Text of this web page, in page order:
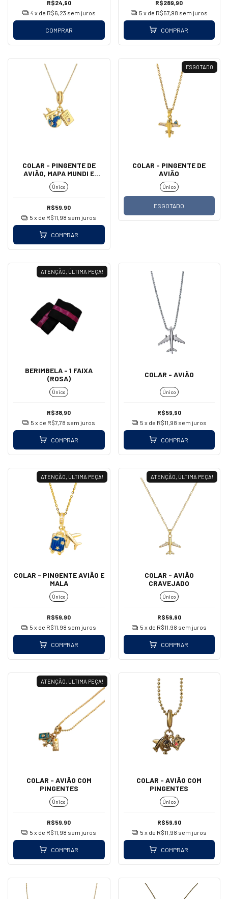
R$24,90
4x de R$6,23 sem juros
COMPRAR
R$289,90
5 x de R$57,98 sem juros
COMPRAR
COLAR - PINGENTE DE
AVIÃO, MAPA MUNDI E
PASSAPORTE
Único
R$59,90
5 x de R$11,98 sem juros
COMPRAR
ESGOTADO
COLAR - PINGENTE DE
AVIÃO
Único
ESGOTADO
ATENÇÃO, ÚLTIMA PEÇA!
BERIMBELA - 1 FAIXA
(ROSA)
Único
R$38,90
5 x de R$7,78 sem juros
COMPRAR
COLAR - AVIÃO
Único
R$59,90
5 x de R$11,98 sem juros
COMPRAR
ATENÇÃO, ÚLTIMA PEÇA!
COLAR - PINGENTE AVIÃO E
MALA
Único
R$59,90
5 x de R$11,98 sem juros
COMPRAR
ATENÇÃO, ÚLTIMA PEÇA!
COLAR - AVIÃO
CRAVEJADO
Único
R$59,90
5 x de R$11,98 sem juros
COMPRAR
ATENÇÃO, ÚLTIMA PEÇA!
COLAR - AVIÃO COM
PINGENTES
Único
R$59,90
5 x de R$11,98 sem juros
COMPRAR
COLAR - AVIÃO COM
PINGENTES
Único
R$59,90
5 x de R$11,98 sem juros
COMPRAR